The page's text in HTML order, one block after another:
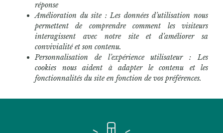
réponse
Amélioration du site : Les données d’utilisation nous
permettent de comprendre comment les visiteurs
interagissent avec notre site et d’améliorer sa
convivialité et son contenu.
Personnalisation de l’expérience utilisateur : Les
cookies nous aident à adapter le contenu et les
fonctionnalités du site en fonction de vos préférences.